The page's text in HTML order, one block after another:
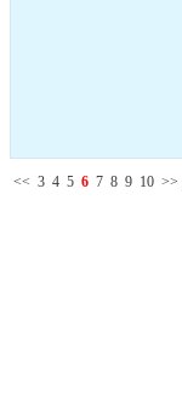
<< 3 4 5 6 7 8 9 10 >>